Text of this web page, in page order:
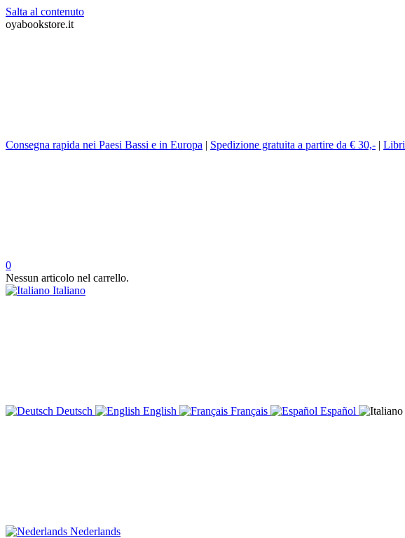
Salta al contenuto
oyabookstore.it
Consegna rapida nei Paesi Bassi e in Europa | Spedizione gratuita a partire da € 30,- | Libri
0
Nessun articolo nel carrello.
Italiano
Deutsch English Français Español
Nederlands